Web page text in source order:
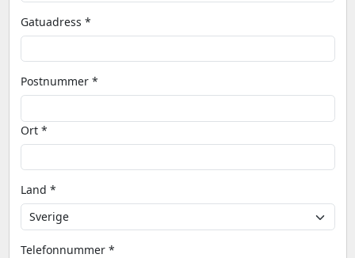
Gatuadress *
Postnummer *
Ort *
Land *
Telefonnummer *